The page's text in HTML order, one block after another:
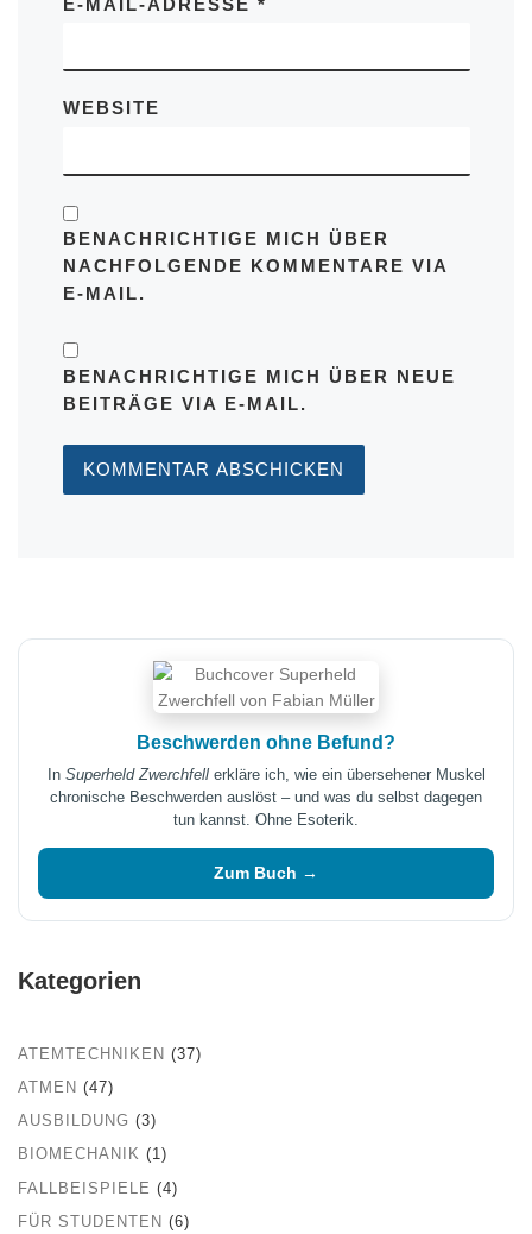
WEBSITE
BENACHRICHTIGE MICH ÜBER
NACHFOLGENDE KOMMENTARE VIA
E-MAIL.
BENACHRICHTIGE MICH ÜBER NEUE
BEITRÄGE VIA E-MAIL.
Beschwerden ohne Befund?
In Superheld Zwerchfellerkläre ich, wie ein übersehener Muskel
chronische Beschwerden auslöst – und was du selbst dagegen
tun kannst. Ohne Esoterik.
Zum Buch →
Kategorien
ATEMTECHNIKEN (37)
ATMEN (47)
AUSBILDUNG (3)
BIOMECHANIK (1)
FALLBEISPIELE (4)
FÜR STUDENTEN (6)